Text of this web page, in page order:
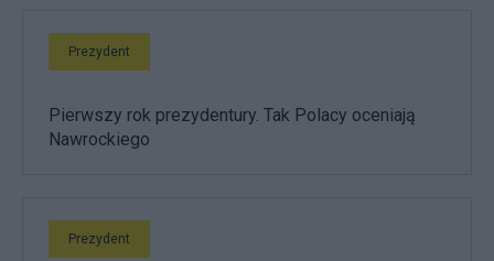
Prezydent
Pierwszy rok prezydentury. Tak Polacy oceniają
Nawrockiego
Prezydent